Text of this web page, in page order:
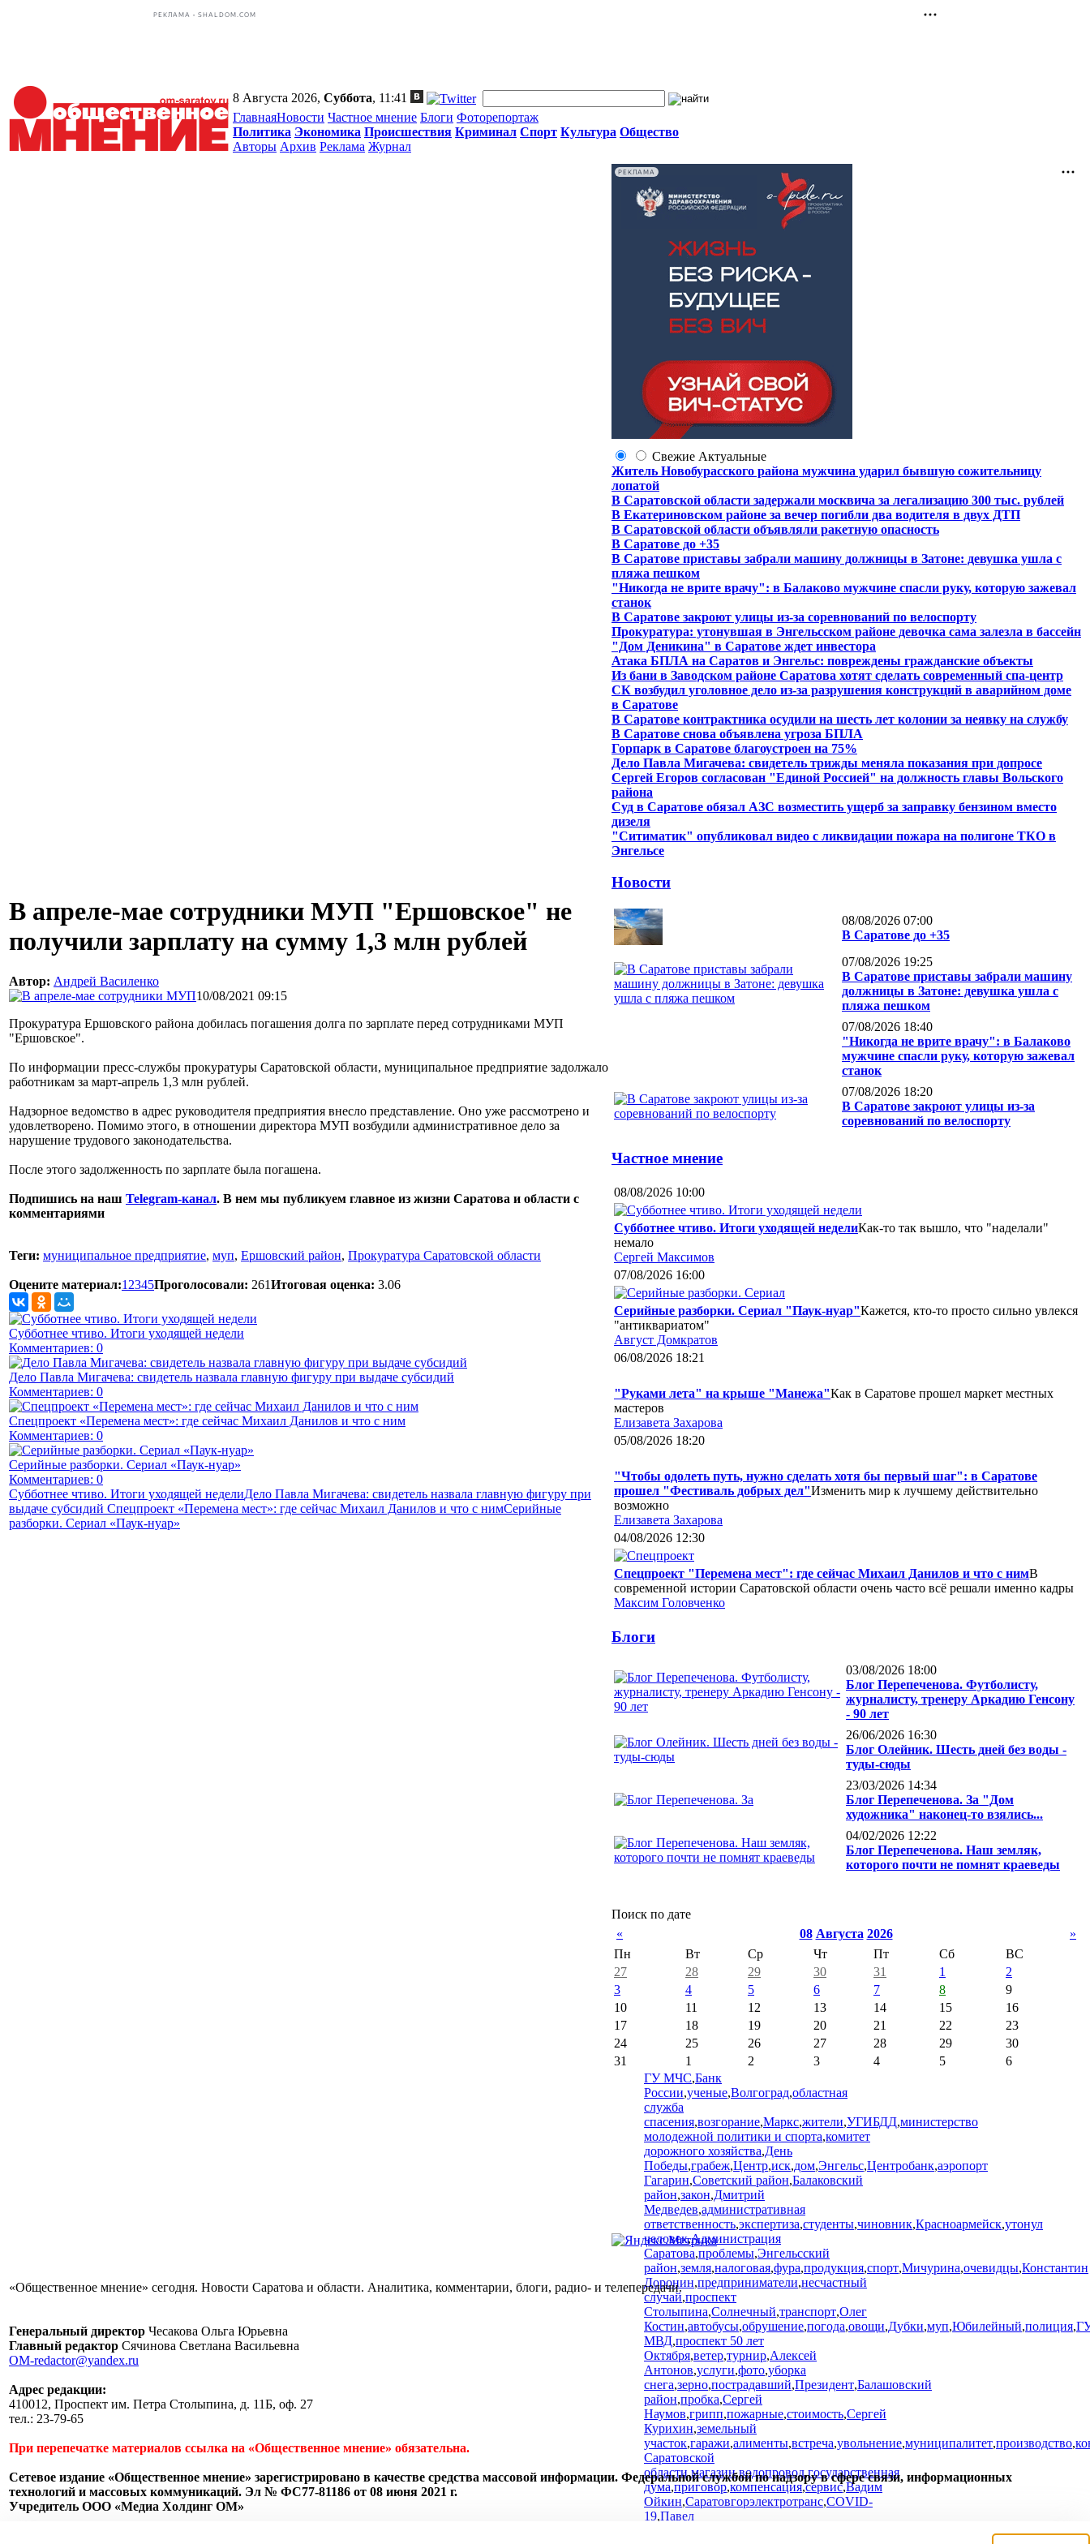
РЕКЛАМА • SHALDOM.COM
8 Августа 2026, Суббота, 11:41
ГлавнаяНовости Частное мнение Блоги Фоторепортаж
Политика Экономика Происшествия Криминал Спорт Культура Общество
Авторы Архив Реклама Журнал
В апреле-мае сотрудники МУП "Ершовское" не
получили зарплату на сумму 1,3 млн рублей
Автор: Андрей Василенко
10/08/2021 09:15
Прокуратура Ершовского района добилась погашения долга по зарплате перед сотрудниками МУП
"Ершовское".
По информации пресс-службы прокуратуры Саратовской области, муниципальное предприятие задолжало
работникам за март-апрель 1,3 млн рублей.
Надзорное ведомство в адрес руководителя предприятия внесло представление. Оно уже рассмотрено и
удовлетворено. Помимо этого, в отношении директора МУП возбудили административное дело за
нарушение трудового законодательства.
После этого задолженность по зарплате была погашена.
Подпишись на наш Telegram-канал. В нем мы публикуем главное из жизни Саратова и области с
комментариями
Теги: муниципальное предприятие, муп, Ершовский район, Прокуратура Саратовской области
Оцените материал:1 2345Проголосовали: 261Итоговая оценка: 3.06
Субботнее чтиво. Итоги уходящей недели
Комментариев: 0
Дело Павла Мигачева: свидетель назвала главную фигуру при выдаче субсидий
Комментариев: 0
Спецпроект «Перемена мест»: где сейчас Михаил Данилов и что с ним
Комментариев: 0
Серийные разборки. Сериал «Паук-нуар»
Комментариев: 0
Субботнее чтиво. Итоги уходящей неделиДело Павла Мигачева: свидетель назвала главную фигуру при
выдаче субсидий Спецпроект «Перемена мест»: где сейчас Михаил Данилов и что с нимСерийные
разборки. Сериал «Паук-нуар»
РЕКЛАМА
Свежие Актуальные
Житель Новобурасского района мужчина ударил бывшую сожительницу
лопатой
В Саратовской области задержали москвича за легализацию 300 тыс. рублей
В Екатериновском районе за вечер погибли два водителя в двух ДТП
В Саратовской области объявляли ракетную опасность
В Саратове до +35
В Саратове приставы забрали машину должницы в Затоне: девушка ушла с
пляжа пешком
"Никогда не врите врачу": в Балаково мужчине спасли руку, которую зажевал
станок
В Саратове закроют улицы из-за соревнований по велоспорту
Прокуратура: утонувшая в Энгельсском районе девочка сама залезла в бассейн
"Дом Деникина" в Саратове ждет инвестора
Атака БПЛА на Саратов и Энгельс: повреждены гражданские объекты
Из бани в Заводском районе Саратова хотят сделать современный спа-центр
СК возбудил уголовное дело из-за разрушения конструкций в аварийном доме
в Саратове
В Саратове контрактника осудили на шесть лет колонии за неявку на службу
В Саратове снова объявлена угроза БПЛА
Горпарк в Саратове благоустроен на 75%
Дело Павла Мигачева: свидетель трижды меняла показания при допросе
Сергей Егоров согласован "Единой Россией" на должность главы Вольского
района
Суд в Саратове обязал АЗС возместить ущерб за заправку бензином вместо
дизеля
"Ситиматик" опубликовал видео с ликвидации пожара на полигоне ТКО в
Энгельсе
Новости
08/08/2026 07:00
В Саратове до +35
07/08/2026 19:25
В Саратове приставы забрали машину
должницы в Затоне: девушка ушла с
пляжа пешком
07/08/2026 18:40
"Никогда не врите врачу": в Балаково
мужчине спасли руку, которую зажевал
станок
07/08/2026 18:20
В Саратове закроют улицы из-за
соревнований по велоспорту
Частное мнение
08/08/2026 10:00
Субботнее чтиво. Итоги уходящей неделиКак-то так вышло, что "наделали"
немало
Сергей Максимов
07/08/2026 16:00
Серийные разборки. Сериал "Паук-нуар"Кажется, кто-то просто сильно увлекся
"антиквариатом"
Август Домкратов
06/08/2026 18:21
"Руками лета" на крыше "Манежа"Как в Саратове прошел маркет местных
мастеров
Елизавета Захарова
05/08/2026 18:20
"Чтобы одолеть путь, нужно сделать хотя бы первый шаг": в Саратове
прошел "Фестиваль добрых дел"Изменить мир к лучшему действительно
возможно
Елизавета Захарова
04/08/2026 12:30
Спецпроект "Перемена мест": где сейчас Михаил Данилов и что с нимВ
современной истории Саратовской области очень часто всё решали именно кадры
Максим Головченко
Блоги
03/08/2026 18:00
Блог Перепеченова. Футболисту,
журналисту, тренеру Аркадию Генсону
- 90 лет
26/06/2026 16:30
Блог Олейник. Шесть дней без воды -
туды-сюды
23/03/2026 14:34
Блог Перепеченова. За "Дом
художника" наконец-то взялись...
04/02/2026 12:22
Блог Перепеченова. Наш земляк,
которого почти не помнят краеведы
Поиск по дате
«
08 Августа 2026
»
Пн
Вт Ср Чт Пт Сб
ВС
27
28 29 30 31 1
2
3
4 5 6 7 8
9
10
11 12 13 14 15
16
17
18 19 20 21 22
23
24
25 26 27 28 29
30
31
1 2 3 4 5
6
ГУ МЧС,Банк
России,ученые,Волгоград,областная
служба
спасения,возгорание,Маркс,жители,УГИБДД,министерство
молодежной политики и спорта,комитет
дорожного хозяйства,День
Победы,грабеж,Центр,иск,дом,Энгельс,Центробанк,аэропорт
Гагарин,Советский район,Балаковский
район,закон,Дмитрий
Медведев,административная
ответственность,экспертиза,студенты,чиновник,Красноармейск,утонул
человек,Администрация
Саратова,проблемы,Энгельсский
район,земля,налоговая,фура,продукция,спорт,Мичурина,очевидцы,Константин
Доронин,предприниматели,несчастный
случай,проспект
Столыпина,Солнечный,транспорт,Олег
Костин,автобусы,обрушение,погода,овощи,Дубки,муп,Юбилейный,полиция,
МВД,проспект 50 лет
Октября,ветер,турнир,Алексей
Антонов,услуги,фото,уборка
снега,зерно,пострадавший,Президент,Балашовский
район,пробка,Сергей
Наумов,грипп,пожарные,стоимость,Сергей
Курихин,земельный
участок,гаражи,алименты,встреча,увольнение,муниципалитет,производство,
Саратовской
области,магазин,водопровод,государственная
дума,приговор,компенсация,сервис,Вадим
Ойкин,Саратовгорэлектротранс,COVID-
19,Павел
«Общественное мнение» сегодня. Новости Саратова и области. Аналитика, комментарии, блоги, радио- и телепередачи.
Генеральный директор Чесакова Ольга Юрьевна
Главный редактор Сячинова Светлана Васильевна
OM-redactor@yandex.ru
Адрес редакции:
410012, Проспект им. Петра Столыпина, д. 11Б, оф. 27
тел.: 23-79-65
При перепечатке материалов ссылка на «Общественное мнение» обязательна.
Сетевое издание «Общественное мнение» зарегистрировано в качестве средства массовой информации. Федеральной службой по надзору в сфере связи, информационных
технологий и массовых коммуникаций. Эл № ФС77-81186 от 08 июня 2021 г.
Учредитель ООО «Медиа Холдинг ОМ»